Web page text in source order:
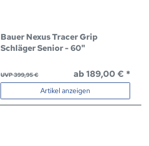
Bauer Nexus Tracer Grip
Schläger Senior - 60"
UVP 399,95 € ab 189,00 € *
Artikel anzeigen